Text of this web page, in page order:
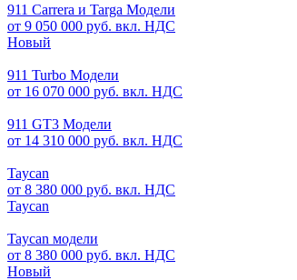
911 Carrera и Targa Модели
от 9 050 000 руб. вкл. НДС
Новый
911 Turbo Модели
от 16 070 000 руб. вкл. НДС
911 GT3 Модели
от 14 310 000 руб. вкл. НДС
Taycan
от 8 380 000 руб. вкл. НДС
Taycan
Taycan модели
от 8 380 000 руб. вкл. НДС
Новый